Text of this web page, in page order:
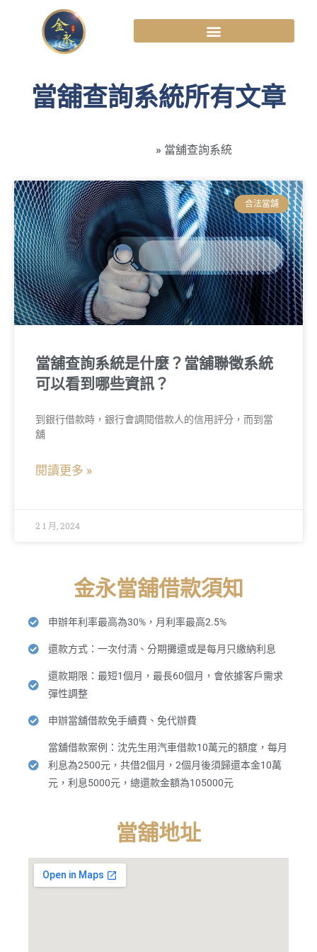
當舖查詢系統所有文章
» 當舖查詢系統
合法當舖
當舖查詢系統是什麼？當舖聯徵系統
可以看到哪些資訊？
到銀行借款時，銀行會調閱借款人的信用評分，而到當
舖
閱讀更多 »
2 1 月, 2024
金永當舖借款須知
申辦年利率最高為30%，月利率最高2.5%
還款方式：一次付清、分期攤還或是每月只繳納利息
還款期限：最短1個月，最長60個月，會依據客戶需求
彈性調整
申辦當舖借款免手續費、免代辦費
當舖借款案例：沈先生用汽車借款10萬元的額度，每月
利息為2500元，共借2個月，2個月後須歸還本金10萬
元，利息5000元，總還款金額為105000元
當舖地址